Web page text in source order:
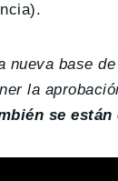
nueva base
la
se están